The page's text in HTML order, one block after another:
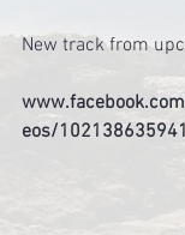
New track from
eos/